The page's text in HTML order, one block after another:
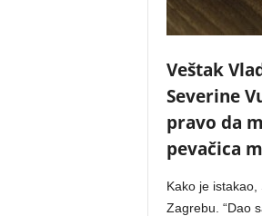
Veštak
Severine
pravo da
pevačica
Kako je
Zagrebu. “Dao